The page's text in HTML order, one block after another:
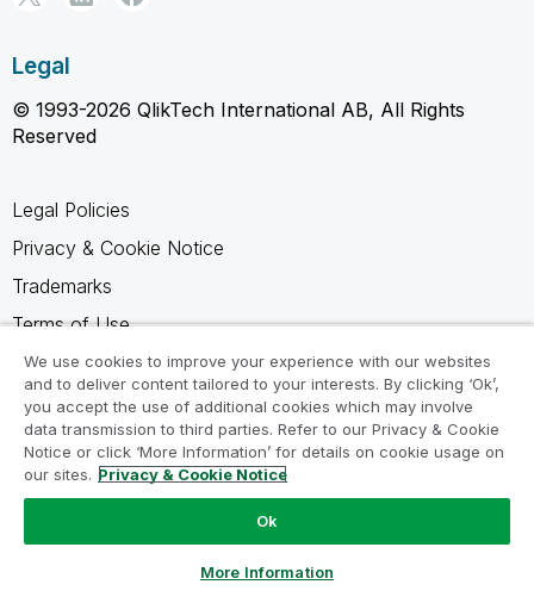
Legal
© 1993-2026 QlikTech International AB, All Rights
Reserved
Legal Policies
Privacy & Cookie Notice
Trademarks
Terms of Use
Legal Agreements
Product Terms
Do not share my info
We use cookies to improve your experience with our websites
and to deliver content tailored to your interests. By clicking ‘Ok’,
you accept the use of additional cookies which may involve
data transmission to third parties. Refer to our Privacy & Cookie
Notice or click ‘More Information’ for details on cookie usage on
our sites. Privacy & Cookie Notice
Ok
More Information